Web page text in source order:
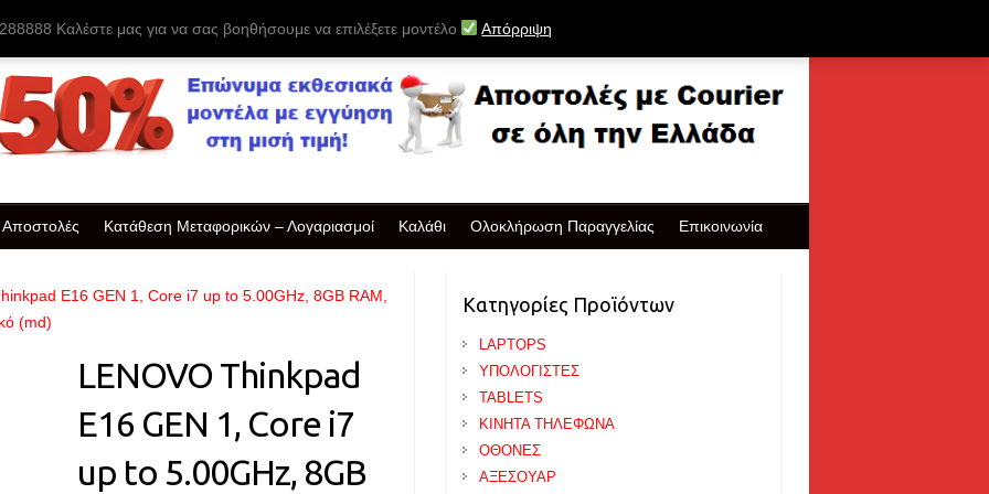
Καλέστε μας για να σας βοηθήσουμε να επιλέξετε μοντέλο Απόρριψη
Αποστολές Κατάθεση Μεταφορικών – Λογαριασμοί Καλάθι Ολοκλήρωση Παραγγελίας Επικοινωνία
E16 GEN 1, Core i7 up to 5.00GHz, 8GB RAM,
(md)
LENOVO Thinkpad
E16 GEN 1, Core i7
up to 5.00GHz, 8GB
Κατηγορίες Προϊόντων
LAPTOPS
ΥΠΟΛΟΓΙΣΤΕΣ
TABLETS
ΚΙΝΗΤΑ ΤΗΛΕΦΩΝΑ
ΟΘΟΝΕΣ
ΑΞΕΣΟΥΑΡ